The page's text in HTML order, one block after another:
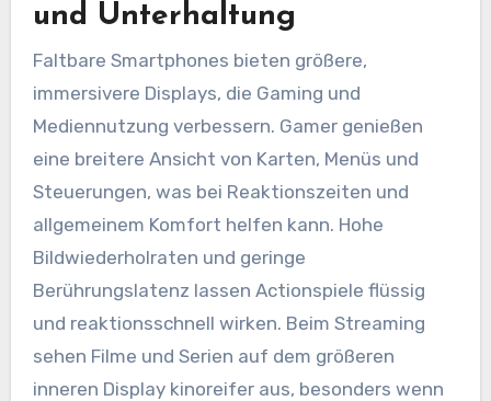
und Unterhaltung
Faltbare Smartphones bieten größere,
immersivere Displays, die Gaming und
Mediennutzung verbessern. Gamer genießen
eine breitere Ansicht von Karten, Menüs und
Steuerungen, was bei Reaktionszeiten und
allgemeinem Komfort helfen kann. Hohe
Bildwiederholraten und geringe
Berührungslatenz lassen Actionspiele flüssig
und reaktionsschnell wirken. Beim Streaming
sehen Filme und Serien auf dem größeren
inneren Display kinoreifer aus, besonders wenn